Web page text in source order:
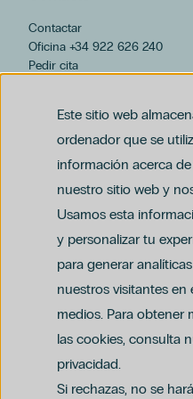
Este sitio web
ordenador que se
información acerca
nuestro sitio web y
Usamos esta
y personalizar tu
para generar
nuestros visitantes
medios. Para obtener
las cookies, consulta
privacidad.
Si rechazas, no se
Hospital Universitario
Hospiten Lanzarote
Hospiten Bellevue
Cirugía Plástica
Embarazo
Ginecología
Nutrición
Podología
Cirugía Ortopédica Y
Odontología
Oftalmología
América
Dra. Ioana Bodea
Contactar
Oficina +34 922 626 240
Pedir cita
Política de privacidad y protección de
Política del canal ético (PDF)
Política de compliance penal (PDF)